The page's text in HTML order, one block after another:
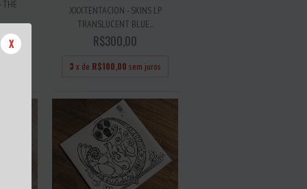
X
THE
XXXTENTACION - SKINS LP
TRANSLUCENT BLUE...
R$300,00
3 x de R$100,00 sem juros